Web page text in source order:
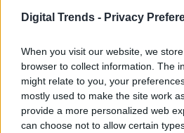
Digital Trends - Privacy
When you visit our website, we
browser to collect information. The
might relate to you, your
mostly used to make the site work
provide a more personalized web
can choose not to allow certain
Topics
Redes socialesHomepage